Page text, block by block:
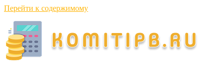
Перейти к содержимому